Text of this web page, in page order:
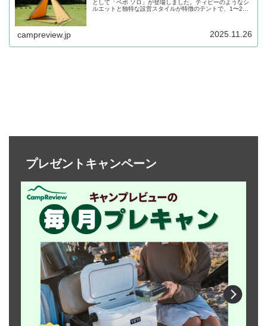
として「ペポ ソロ」が登場しました。ティピーのようなシ
ルエットと独特な設営スタイルが特徴のテントで、1〜2人
campreview.jp 2025.11.26
プレゼントキャンペーン